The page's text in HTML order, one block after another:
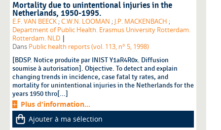
Mortality due to unintentional injuries in the
Netherlands, 1950-1995.
E.F. VAN BEECK ;C.W.N. LOOMAN ; J.P. MACKENBACH ;
Department of Public Health. Erasmus University Rotterdam.
Rotterdam. NLD |
Dans Public health reports (vol. 113, n° 5, 1998)
[BDSP. Notice produite par INIST Y1aR4R0x. Diffusion
soumise à autorisation]. Objective. To detect and explain
changing trends in incidence, case fatal ty rates, and
mortality for unintentional injuries in the Netherlands for the
years 1950 thro[...]
Plus d'information...
Ajouter à ma sélection